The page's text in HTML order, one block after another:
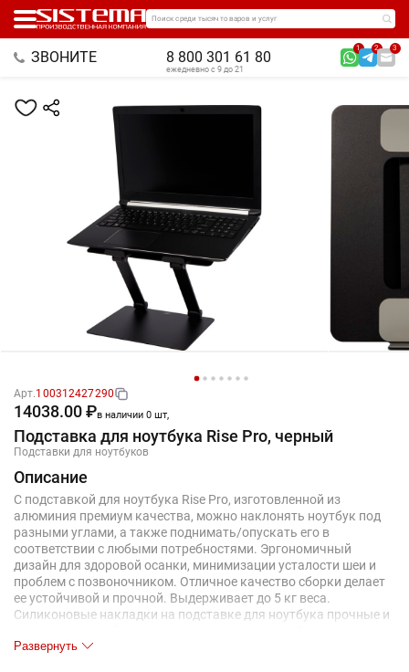
Поиск среди тысяч товаров и услуг
ЗВОНИТЕ 8 800 301 61 80
1 2 3
ежедневно с 9 до 21
Арт.100312427290
14038.00 ₽в наличии 0 шт,
Подставка для ноутбука Rise Pro, черный
Подставки для ноутбуков
Описание
С подставкой для ноутбука Rise Pro, изготовленной из
алюминия премиум качества, можно наклонять ноутбук под
разными углами, а также поднимать/опускать его в
соответствии с любыми потребностями. Эргономичный
дизайн для здоровой осанки, минимизации усталости шеи и
проблем с позвоночником. Отличное качество сборки делает
ее устойчивой и прочной. Выдерживает до 5 кг веса.
Силиконовые накладки на подставке для ноутбука прочные и
накладки в нижней части кронштейна гарантируют
Развернуть